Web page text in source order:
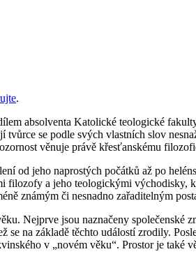
.
absolventa Katolické teologické
tvůrce se podle svých vlastních slov
věnuje právě křesťanskému
od jeho naprostých počátků až po
filozofy a jeho teologickými
známým či nesnadno zařaditelným
Nejprve jsou naznačeny společenské
se na základě těchto událostí zrodily.
v „novém věku“. Prostor je také